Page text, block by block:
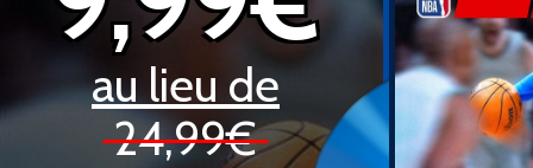
au lieu de
24,99€